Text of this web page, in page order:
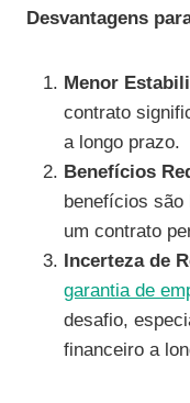
Desvantagens
Menor
contrato
a longo prazo.
Benefícios
benefícios são
um contrato
Incerteza de
garantia de
desafio,
financeiro a